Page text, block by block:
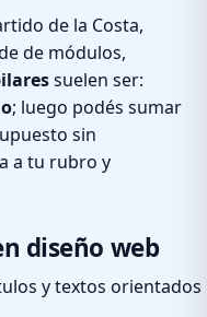
de la Costa,
de módulos,
suelen ser:
; luego podés sumar
sin
a tu rubro y
diseño web
y textos orientados